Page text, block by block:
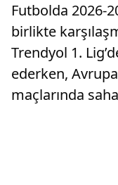
Futbolda 2026-
birlikte
Trendyol 1.
ederken,
maçlarında